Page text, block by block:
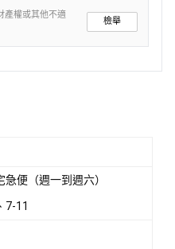
產權或其他不適
檢舉
急便（週一到週六）
7-11